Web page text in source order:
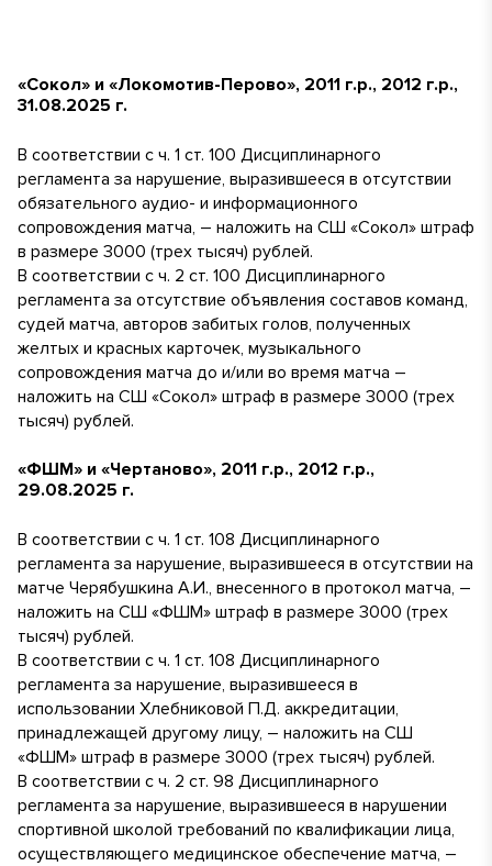
«Сокол» и «Локомотив-Перово», 2011 г.р., 2012 г.р.,
31.08.2025 г.
В соответствии с ч. 1 ст. 100 Дисциплинарного
регламента за нарушение, выразившееся в отсутствии
обязательного аудио- и информационного
сопровождения матча, – наложить на СШ «Сокол» штраф
в размере 3000 (трех тысяч) рублей.
В соответствии с ч. 2 ст. 100 Дисциплинарного
регламента за отсутствие объявления составов команд,
судей матча, авторов забитых голов, полученных
желтых и красных карточек, музыкального
сопровождения матча до и/или во время матча –
наложить на СШ «Сокол» штраф в размере 3000 (трех
тысяч) рублей.
«ФШМ» и «Чертаново», 2011 г.р., 2012 г.р.,
29.08.2025 г.
В соответствии с ч. 1 ст. 108 Дисциплинарного
регламента за нарушение, выразившееся в отсутствии на
матче Черябушкина А.И., внесенного в протокол матча, –
наложить на СШ «ФШМ» штраф в размере 3000 (трех
тысяч) рублей.
В соответствии с ч. 1 ст. 108 Дисциплинарного
регламента за нарушение, выразившееся в
использовании Хлебниковой П.Д. аккредитации,
принадлежащей другому лицу, – наложить на СШ
«ФШМ» штраф в размере 3000 (трех тысяч) рублей.
В соответствии с ч. 2 ст. 98 Дисциплинарного
регламента за нарушение, выразившееся в нарушении
спортивной школой требований по квалификации лица,
осуществляющего медицинское обеспечение матча, –